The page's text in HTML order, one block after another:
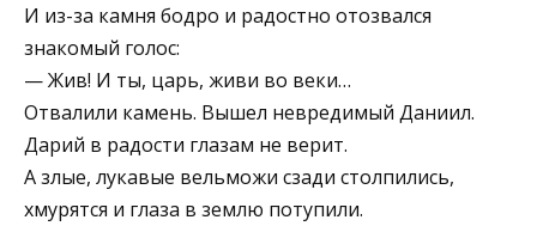
И из-за камня бодро и радостно отозвался
знакомый голос:
— Жив! И ты, царь, живи во веки…
Отвалили камень. Вышел невредимый Даниил.
Дарий в радости глазам не верит.
А злые, лукавые вельможи сзади столпились,
хмурятся и глаза в землю потупили.